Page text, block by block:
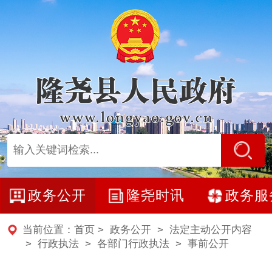
政务公开 隆尧时讯 政务服
当前位置： 首页 > 政务公开> 法定主动公开内容
> 行政执法 > 各部门行政执法> 事前公开